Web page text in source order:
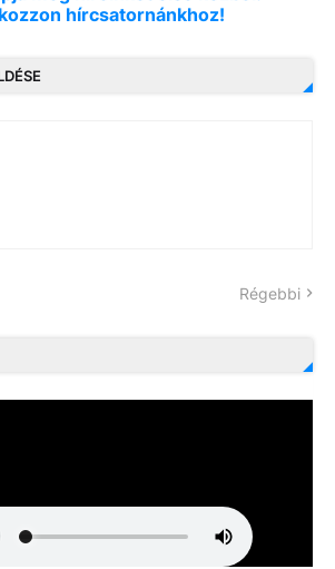
hírcsatornánkhoz!
Régebbi